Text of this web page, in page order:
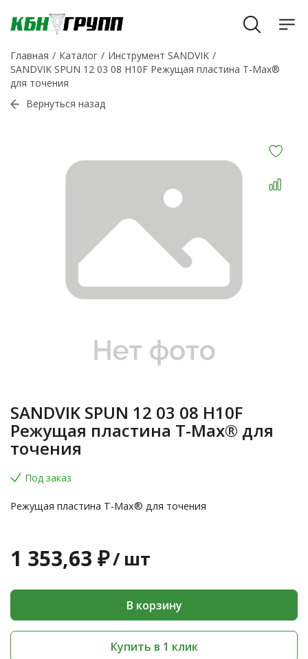
Главная Каталог
Инструмент SANDVIK
SANDVIK SPUN 12 03 08 H10F Режущая пластина T-Max®
для точения
Вернуться назад
SANDVIK SPUN 12 03 08 H10F
Режущая пластина T-Max® для
точения
Под заказ
Режущая пластина T-Max® для точения
1 353,63 ₽/ шт
В корзину
Купить в 1 клик